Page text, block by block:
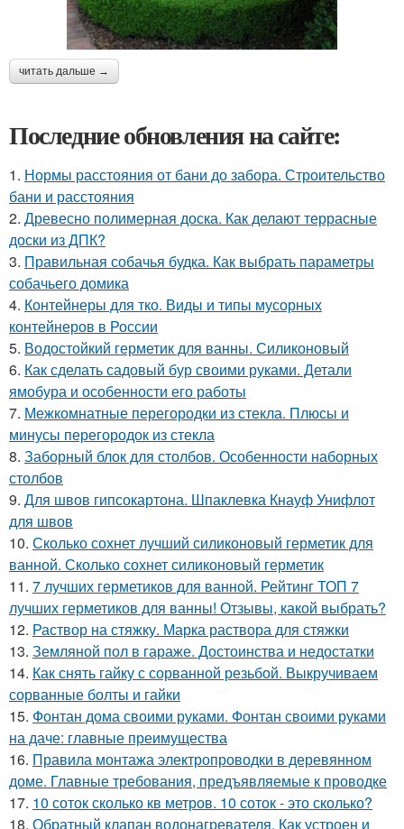
читать дальше →
Последние обновления на сайте:
1. Нормы расстояния от бани до забора. Строительство
бани и расстояния
2. Древесно полимерная доска. Как делают террасные
доски из ДПК?
3. Правильная собачья будка. Как выбрать параметры
собачьего домика
4. Контейнеры для тко. Виды и типы мусорных
контейнеров в России
5. Водостойкий герметик для ванны. Силиконовый
6. Как сделать садовый бур своими руками. Детали
ямобура и особенности его работы
7. Межкомнатные перегородки из стекла. Плюсы и
минусы перегородок из стекла
8. Заборный блок для столбов. Особенности наборных
столбов
9. Для швов гипсокартона. Шпаклевка Кнауф Унифлот
для швов
10. Сколько сохнет лучший силиконовый герметик для
ванной. Сколько сохнет силиконовый герметик
11. 7 лучших герметиков для ванной. Рейтинг ТОП 7
лучших герметиков для ванны! Отзывы, какой выбрать?
12. Раствор на стяжку. Марка раствора для стяжки
13. Земляной пол в гараже. Достоинства и недостатки
14. Как снять гайку с сорванной резьбой. Выкручиваем
сорванные болты и гайки
15. Фонтан дома своими руками. Фонтан своими руками
на даче: главные преимущества
16. Правила монтажа электропроводки в деревянном
доме. Главные требования, предъявляемые к проводке
17. 10 соток сколько кв метров. 10 соток - это сколько?
18. Обратный клапан водонагревателя. Как устроен и